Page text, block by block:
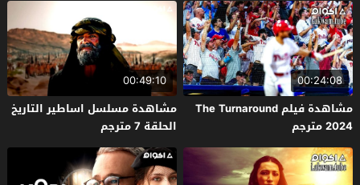
00:24:08
مشاهدة فيلم The Turnaround
2024 مترجم
00:49:10
مشاهدة مسلسل اساطير التاريخ
الحلقة 7 مترجم